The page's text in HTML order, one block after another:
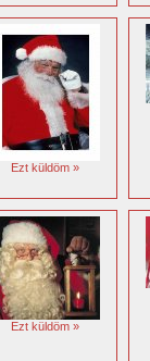
Ezt küldöm »
Ezt küldöm »